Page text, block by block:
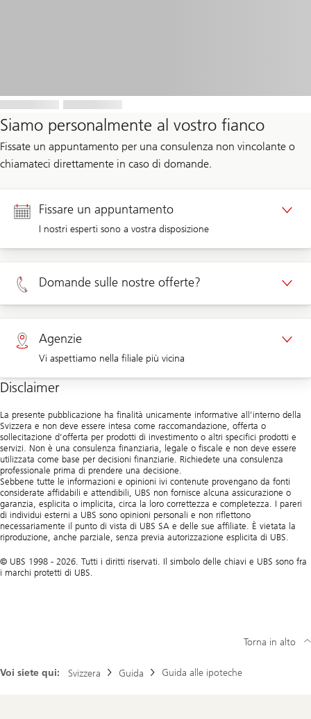
Siamo personalmente al vostro fianco
Fissate un appuntamento per una consulenza non vincolante o
chiamateci direttamente in caso di domande.
Fissare un appuntamento
I nostri esperti sono a vostra disposizione
Appuntamento clienti privati
Appuntamento clienti aziendali
Domande sulle nostre offerte?
Clienti privati 0800 002 558
Clienti aziendali 0844 853 003
Agenzie
Vi aspettiamo nella filiale più vicina
Agenzie
Disclaimer
La presente pubblicazione ha finalità unicamente informative all’interno della
Svizzera e non deve essere intesa come raccomandazione, offerta o
sollecitazione d’offerta per prodotti di investimento o altri specifici prodotti e
servizi. Non è una consulenza finanziaria, legale o fiscale e non deve essere
utilizzata come base per decisioni finanziarie. Richiedete una consulenza
professionale prima di prendere una decisione.
Sebbene tutte le informazioni e opinioni ivi contenute provengano da fonti
considerate affidabili e attendibili, UBS non fornisce alcuna assicurazione o
garanzia, esplicita o implicita, circa la loro correttezza e completezza. I pareri
di individui esterni a UBS sono opinioni personali e non riflettono
necessariamente il punto di vista di UBS SA e delle sue affiliate. È vietata la
riproduzione, anche parziale, senza previa autorizzazione esplicita di UBS.
© UBS 1998 - 2026. Tutti i diritti riservati. Il simbolo delle chiavi e UBS sono fra
i marchi protetti di UBS.
Voi siete qui: Svizzera Guida Guida alle ipoteche
Torna in alto